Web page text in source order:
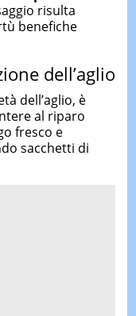
risulta
benefiche
dell’aglio
dell’aglio, è
al riparo
fresco e
sacchetti di